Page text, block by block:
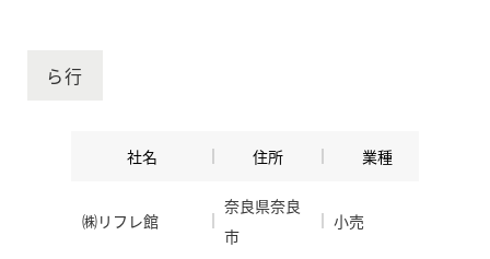
ら行
社名 住所 業種
㈱リフレ館
奈良県奈良
市
小売